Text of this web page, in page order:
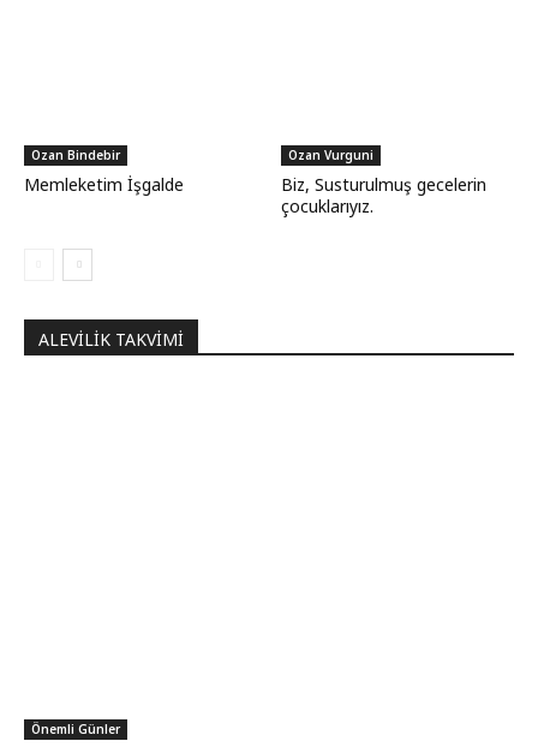
Ozan Bindebir
Memleketim İşgalde
Ozan Vurguni
Biz, Susturulmuş gecelerin
çocuklarıyız.
ALEVILIK TAKVIMI
Önemli Günler